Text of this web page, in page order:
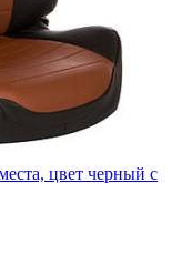
цвет черный с